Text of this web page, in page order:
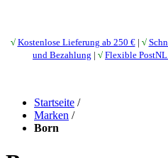
√ Kostenlose Lieferung ab 250 €| √
und Bezahlung | √ Flexible PostNL
Startseite /
Marken /
Born